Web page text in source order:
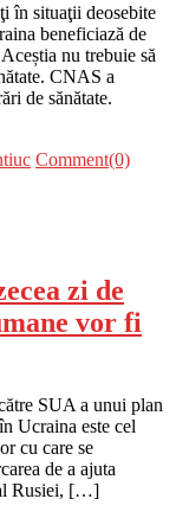
în situaţii deosebite
beneficiază de
nu trebuie să
CNAS a
de sănătate.
Comment(0)
zi de
vor fi
SUA a unui plan
Ucraina este cel
cu care se
de a ajuta
Rusiei, […]